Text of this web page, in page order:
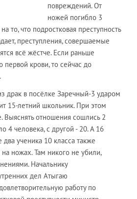
повреждений. От
ножей погибло 3
то, что подростковая преступность
преступления, совершаемые
всё жёстче. Если раньше
первой крови, то сейчас до
драк в посёлке Заречный-3 ударом
15-летний школьник. При этом
Выяснять отношения сошлись 2
4 человека, с другой - 20. А 16
ученика 10 класса также
ножах. Там никого не убили,
Начальнику
дел Атыгаю
работу по